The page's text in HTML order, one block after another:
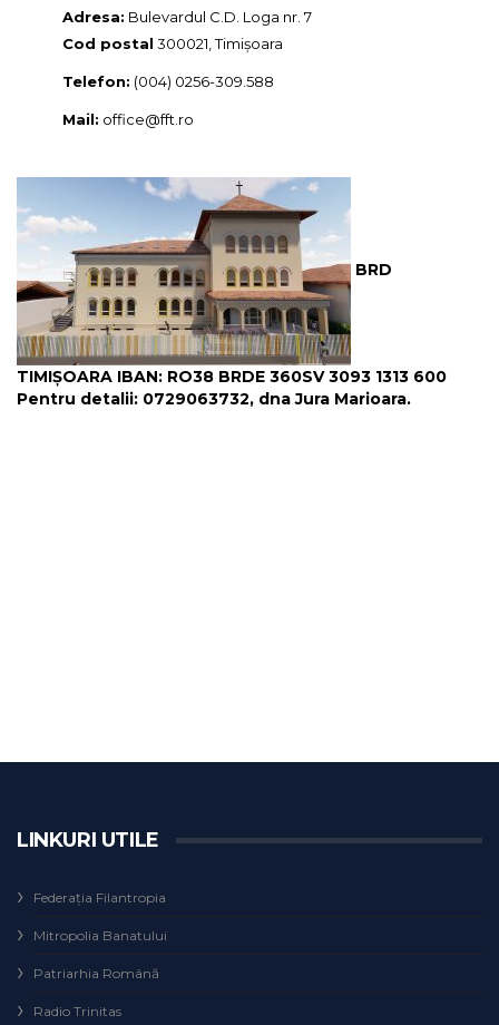
Adresa: Bulevardul C.D. Loga nr. 7
Cod postal 300021, Timișoara
Telefon: (004) 0256-309.588
Mail: office@fft.ro
BRD
TIMIȘOARA IBAN: RO38 BRDE 360SV 3093 1313 600
Pentru detalii: 0729063732, dna Jura Marioara.
LINKURI UTILE
Federaţia Filantropia
Mitropolia Banatului
Patriarhia Română
Radio Trinitas